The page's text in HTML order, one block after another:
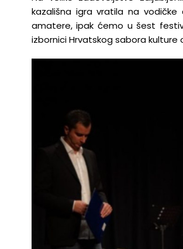
kazališna igra vratila na
amatere, ipak ćemo u šest
izbornici Hrvatskog sabora kulture